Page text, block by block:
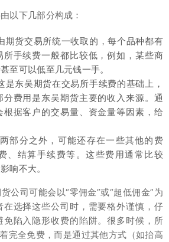
以下几部分构成：
期货交易所统一收取的，每个品种都有
所手续费一般都比较低，例如，某些商
至可以低至几元钱一手。
是东吴期货在交易所手续费的基础上，
费用是东吴期货主要的收入来源。通
据客户的交易量、资金量等因素，给
部分之外，可能还存在一些其他的费
、结算手续费等。这些费用通常比较
响不大。
公司可能会以“零佣金”或“超低佣金”为
选择这些公司时，需要格外谨慎，仔
陷入隐形收费的陷阱。很多时候，所
完全免费，而是通过其他方式（如抬高